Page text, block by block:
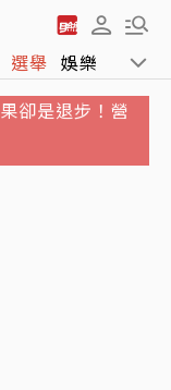
選舉 娛樂 運動
休克住加護病